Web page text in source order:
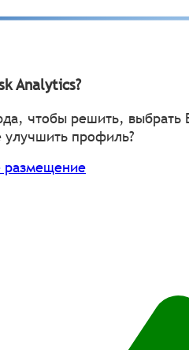
Analytics?
чтобы решить, выбрать
улучшить профиль?
размещение